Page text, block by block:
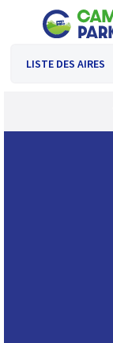
LISTE DES AIRES